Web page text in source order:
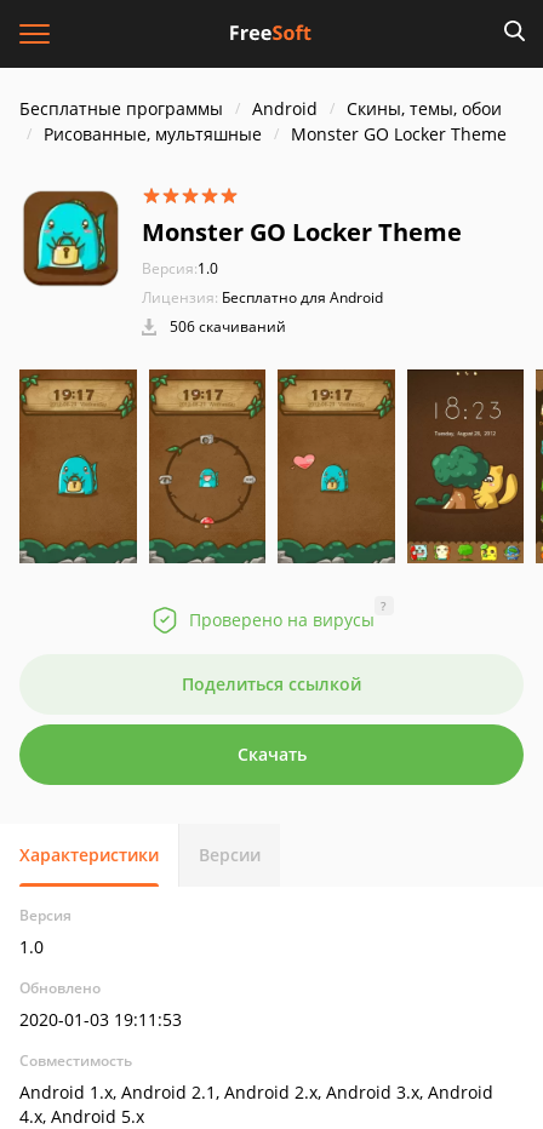
Бесплатные программы Android
Скины, темы, обои
Рисованные, мультяшные
Monster GO Locker Theme
Monster GO Locker Theme
Версия:1.0
Лицензия: Бесплатно для Android
506 скачиваний
Проверено на вирусы
?
Поделиться ссылкой
Скачать
Характеристики Версии
Версия
1.0
Обновлено
2020-01-03 19:11:53
Совместимость
Android 1.x, Android 2.1, Android 2.x, Android 3.x, Android
4.x, Android 5.x